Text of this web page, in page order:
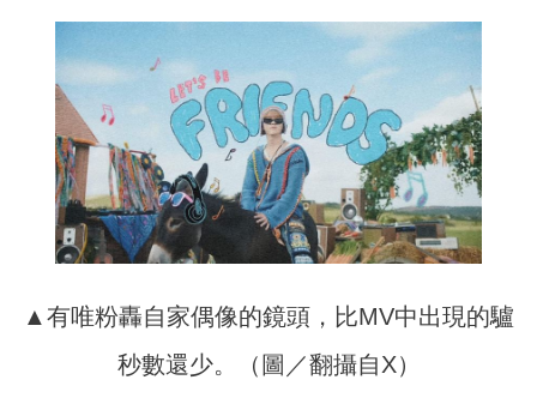
▲有唯粉轟自家偶像的鏡頭，比MV中出現的驢
秒數還少。（圖／翻攝自X）